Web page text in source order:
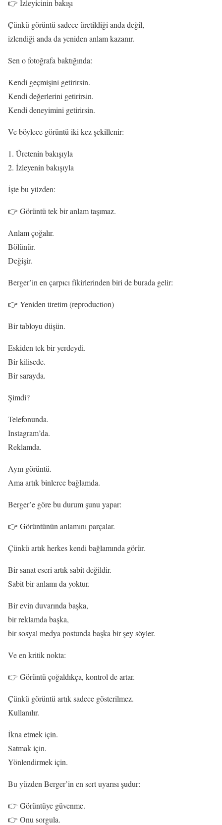
👉 İzleyicinin bakışı
Çünkü görüntü sadece üretildiği anda değil,
izlendiği anda da yeniden anlam kazanır.
Sen o fotoğrafa baktığında:
Kendi geçmişini getirirsin.
Kendi değerlerini getirirsin.
Kendi deneyimini getirirsin.
Ve böylece görüntü iki kez şekillenir:
Üretenin bakışıyla
İzleyenin bakışıyla
İşte bu yüzden:
👉 Görüntü tek bir anlam taşımaz.
Anlam çoğalır.
Bölünür.
Değişir.
Berger’in en çarpıcı fikirlerinden biri de burada gelir:
👉 Yeniden üretim (reproduction)
Bir tabloyu düşün.
Eskiden tek bir yerdeydi.
Bir kilisede.
Bir sarayda.
Şimdi?
Telefonunda.
Instagram’da.
Reklamda.
Aynı görüntü.
Ama artık binlerce bağlamda.
Berger’e göre bu durum şunu yapar:
👉 Görüntünün anlamını parçalar.
Çünkü artık herkes kendi bağlamında görür.
Bir sanat eseri artık sabit değildir.
Sabit bir anlamı da yoktur.
Bir evin duvarında başka,
bir reklamda başka,
bir sosyal medya postunda başka bir şey söyler.
Ve en kritik nokta:
👉 Görüntü çoğaldıkça, kontrol de artar.
Çünkü görüntü artık sadece gösterilmez.
Kullanılır.
İkna etmek için.
Satmak için.
Yönlendirmek için.
Bu yüzden Berger’in en sert uyarısı şudur:
👉 Görüntüye güvenme.
👉 Onu sorgula.